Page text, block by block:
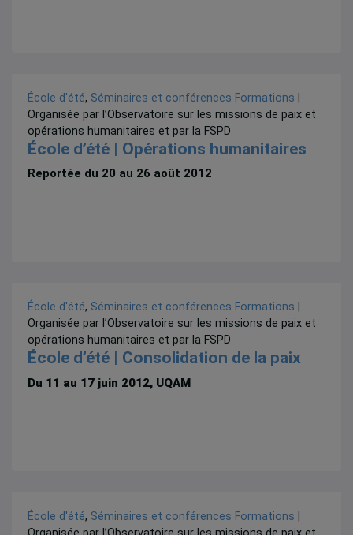
École d'été, Séminaires et conférences Formations |
Organisée par l’Observatoire sur les missions de paix et
opérations humanitaires et par la FSPD
École d’été | Opérations humanitaires
Reportée du 20 au 26 août 2012
École d'été, Séminaires et conférences Formations
Organisée par l’Observatoire sur les missions de paix et
opérations humanitaires et par la FSPD
École d’été | Consolidation de la paix
Du 11 au 17 juin 2012, UQAM
École d'été, Séminaires et conférences Formations